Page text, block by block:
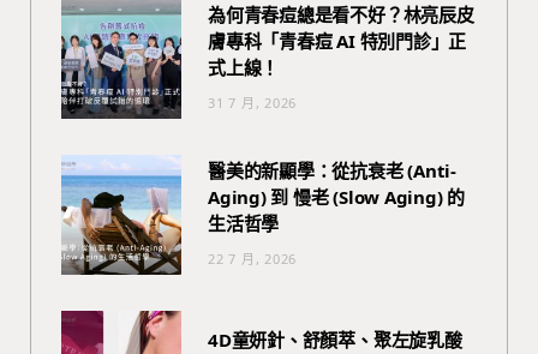
為何青春痘總是看不好？林亮辰皮
膚專科「青春痘 AI 特別門診」正
式上線！
31 7 月, 2026
醫美的新顯學：從抗衰老 (Anti-
Aging) 到 慢老 (Slow Aging) 的
生活哲學
22 7 月, 2026
4D童妍針、舒顏萃、聚左旋乳酸